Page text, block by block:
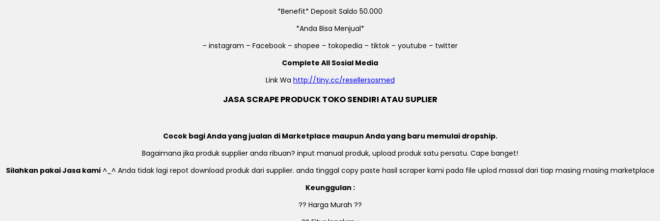
*Benefit* Deposit Saldo 50.000
*Anda Bisa Menjual*
– instagram – Facebook – shopee – tokopedia – tiktok – youtube – twitter
Complete All Sosial Media
Link Wa http://tiny.cc/resellersosmed
JASA SCRAPE PRODUCK TOKO SENDIRI ATAU SUPLIER
Cocok bagi Anda yang jualan di Marketplace maupun Anda yang baru memulai dropship.
Bagaimana jika produk supplier anda ribuan? input manual produk, upload produk satu persatu. Cape banget!
Silahkan pakai Jasa kami^_^ Anda tidak lagi repot download produk dari supplier. anda tinggal copy paste hasil scraper kami pada file uplod massal dari tiap masing masing marketplace
Keunggulan :
?? Harga Murah ??